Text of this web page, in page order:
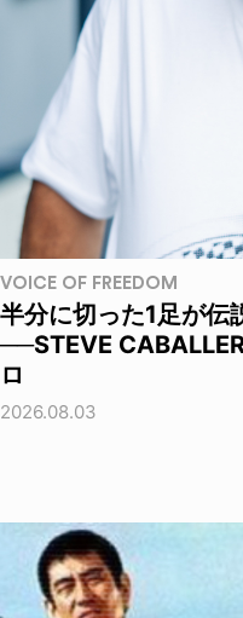
VOICE OF FREEDOM
半分に切った1足が伝
──STEVE
ロ
2026.08.03